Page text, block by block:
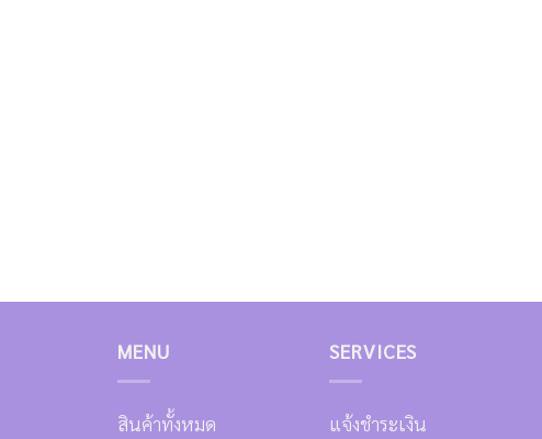
MENU
สินค้าทั้งหมด
SERVICES
แจ้งชำระเงิน